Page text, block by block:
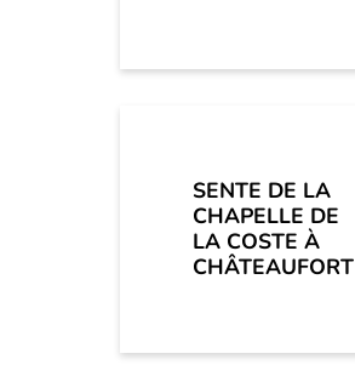
SENTE DE LA
CHAPELLE DE
LA COSTE À
CHÂTEAUFORT